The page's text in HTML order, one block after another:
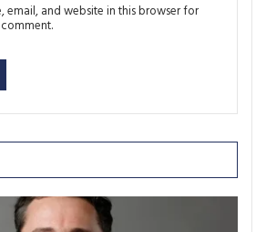
email, and website in this browser for